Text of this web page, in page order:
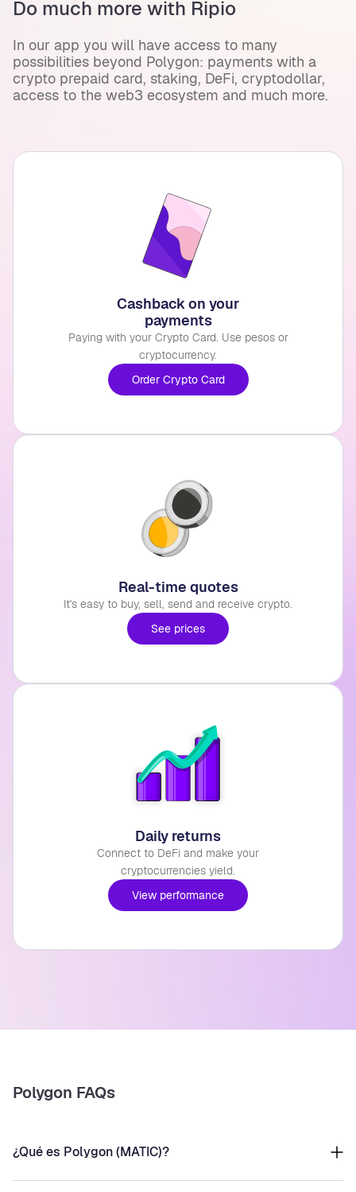
Do much more with Ripio
In our app you will have access to many
possibilities beyond Polygon: payments with a
crypto prepaid card, staking, DeFi, cryptodollar,
access to the web3 ecosystem and much more.
Cashback on your
payments
Paying with your Crypto Card. Use pesos or
cryptocurrency.
Order Crypto Card
Real-time quotes
It's easy to buy, sell, send and receive crypto.
See prices
Daily returns
Connect to DeFi and make your
cryptocurrencies yield.
View performance
Polygon FAQs
¿Qué es Polygon (MATIC)?